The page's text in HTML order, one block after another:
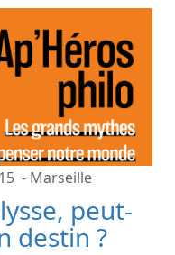
- Marseille
peut-
destin ?